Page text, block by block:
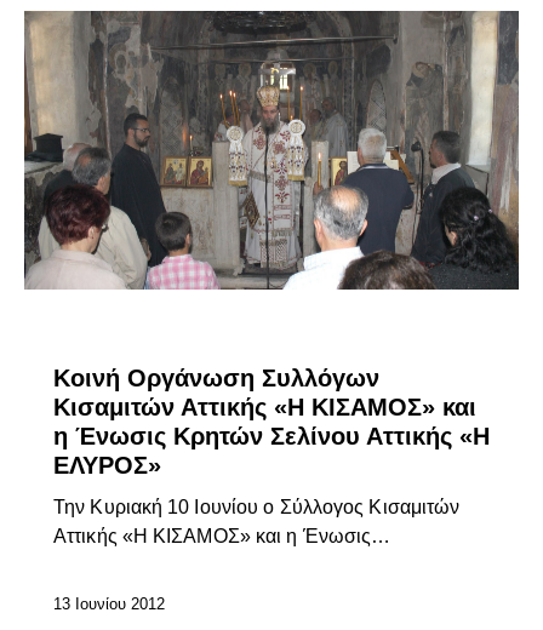
Κοινή Οργάνωση Συλλόγων
Κισαμιτών Αττικής «Η ΚΙΣΑΜΟΣ» και
η Ένωσις Κρητών Σελίνου Αττικής «Η
ΕΛΥΡΟΣ»
Την Κυριακή 10 Ιουνίου ο Σύλλογος Κισαμιτών
Αττικής «Η ΚΙΣΑΜΟΣ» και η Ένωσις…
13 Ιουνίου 2012